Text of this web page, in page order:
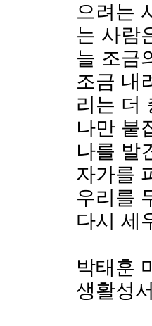
으려는
는 사람
늘 조금
조금 내
리는 더
나만 붙
나를 발
자가를
우리를
다시 세
박태훈
생활성